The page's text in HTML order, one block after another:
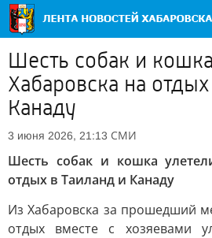
Шесть собак и
Хабаровска на
Канаду
3 июня 2026, 21:13 СМИ
Шесть собак и кошка
отдых в Таиланд и Канаду
Из Хабаровска за прошедший
отдых вместе с хозяевами